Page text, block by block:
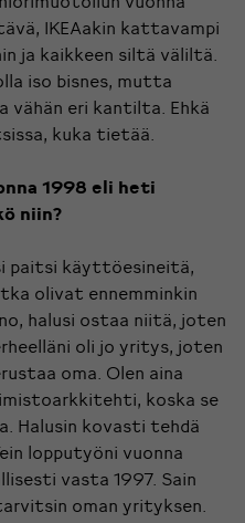
IKEAakin kattavampi
ja kaikkeen siltä väliltä.
iso bisnes, mutta
vähän eri kantilta. Ehkä
kuka tietää.
1998 eli heti
niin?
paitsi käyttöesineitä,
olivat ennemminkin
halusi ostaa niitä, joten
oli jo yritys, joten
oma. Olen aina
koska se
Halusin kovasti tehdä
lopputyöni vuonna
vasta 1997. Sain
oman yrityksen.